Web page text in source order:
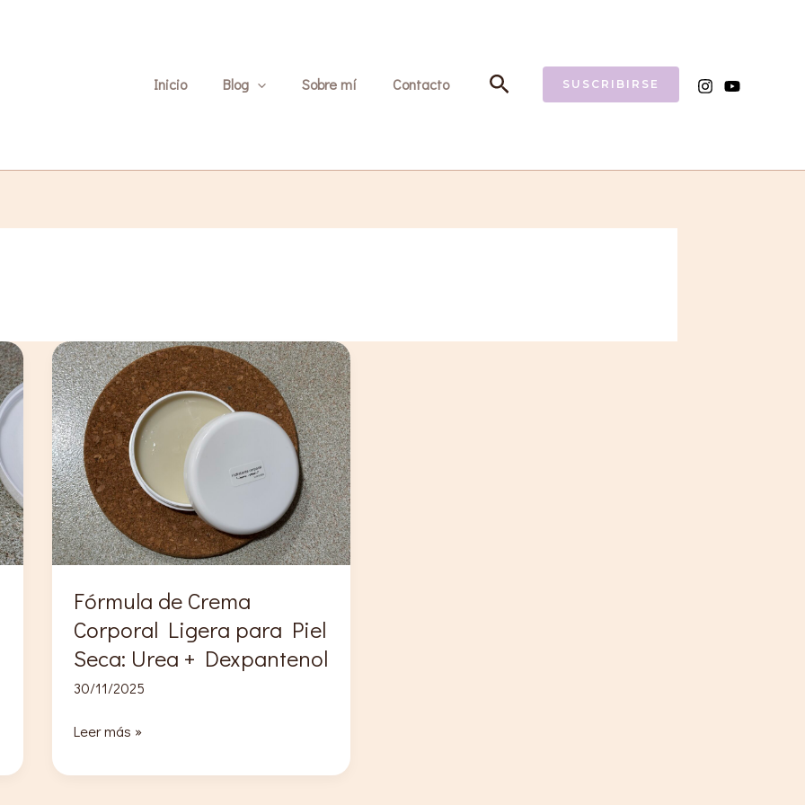
Inicio
Blog Sobre mí Contacto Buscar SUSCRIBIRSE
Fórmula de Crema
Corporal Ligera para Piel
Seca: Urea + Dexpantenol
30/11/2025
Fórmula
Crema
Leer más »